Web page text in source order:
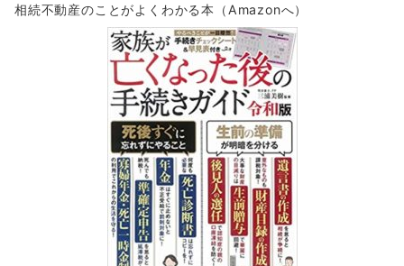
相続不動産のことがよくわかる本（Amazonへ）